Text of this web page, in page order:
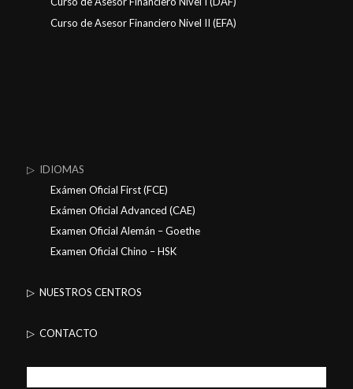
Curso de Asesor Financiero Nivel II (EFA)
▷ IDIOMAS
Exámen Oficial First (FCE)
Exámen Oficial Advanced (CAE)
Examen Oficial Alemán – Goethe
Examen Oficial Chino – HSK
▷ NUESTROS CENTROS
▷ CONTACTO